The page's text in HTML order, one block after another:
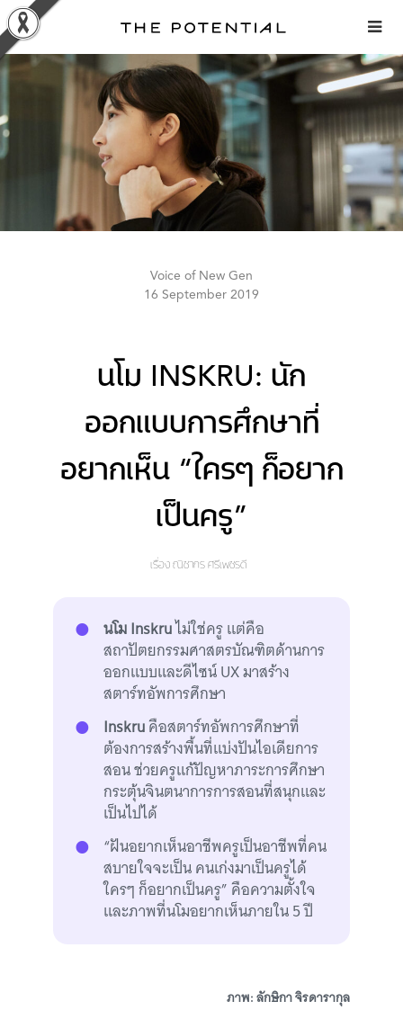
Skip
to
content
Voice of New Gen
16 September 2019
นโม INSKRU: นัก
ออกแบบการศึกษาที่
อยากเห็น “ใครๆ ก็อยาก
เป็นครู”
เรื่อง ณิชากร ศรีเพชรดี
นโม Inskruไม่ใช่ครู แต่คือ
สถาปัตยกรรมศาสตรบัณฑิตด้านการ
ออกแบบและดีไซน์ UX มาสร้าง
สตาร์ทอัพการศึกษา
Inskruคือสตาร์ทอัพการศึกษาที่
ต้องการสร้างพื้นที่แบ่งปันไอเดียการ
สอน ช่วยครูแก้ปัญหาภาระการศึกษา
กระตุ้นจินตนาการการสอนที่สนุกและ
เป็นไปได้
“ฝันอยากเห็นอาชีพครูเป็นอาชีพที่คน
สบายใจจะเป็น คนเก่งมาเป็นครูได้
ใครๆ ก็อยากเป็นครู” คือความตั้งใจ
และภาพที่นโมอยากเห็นภายใน 5 ปี
ภาพ: ลักษิกา จิรดารากุล